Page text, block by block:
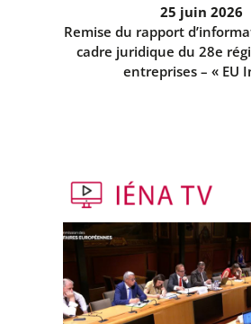
25 juin 2026
Remise du rapport
cadre juridique du 28e
entreprises – « EU